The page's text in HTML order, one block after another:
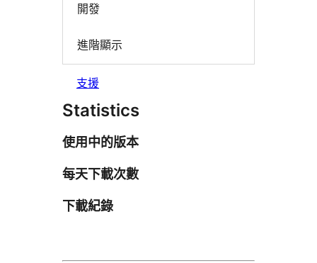
開發
進階顯示
支援
Statistics
使用中的版本
每天下載次數
下載紀錄